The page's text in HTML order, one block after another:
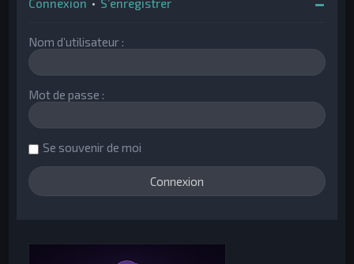
Connexion • S’enregistrer
Nom d’utilisateur :
Mot de passe :
Se souvenir de moi